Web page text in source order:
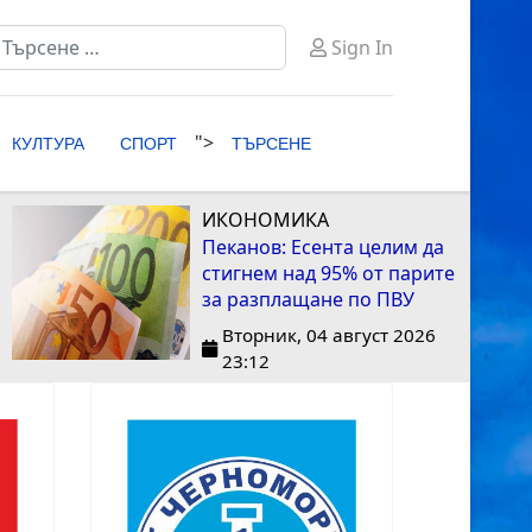
Sign In
КУЛТУРА СПОРТ "> ТЪРСЕНЕ
ИКОНОМИКА
Пеканов: Есента целим да
стигнем над 95% от парите
за разплащане по ПВУ
Вторник, 04 август 2026
23:12